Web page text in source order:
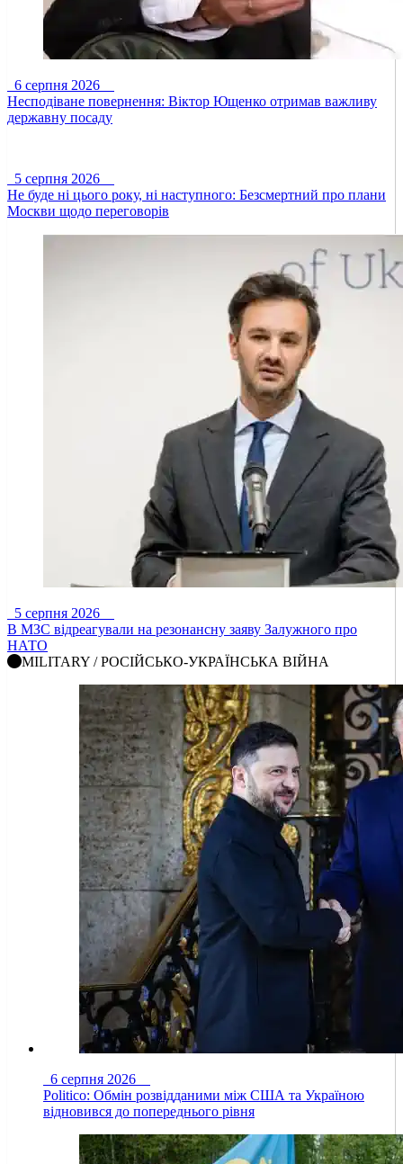
6 серпня 2026
Несподіване повернення: Віктор Ющенко отримав важливу
державну посаду
5 серпня 2026
Не буде ні цього року, ні наступного: Безсмертний про плани
Москви щодо переговорів
5 серпня 2026
В МЗС відреагували на резонансну заяву Залужного про
НАТО
MILITARY / РОСІЙСЬКО-УКРАЇНСЬКА ВІЙНА
6 серпня 2026
Politico: Обмін розвідданими між США та Україною
відновився до попереднього рівня